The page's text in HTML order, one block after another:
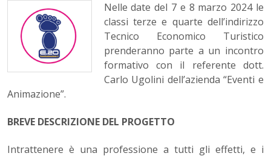
Nelle date del 7 e 8 marzo 2024 le
classi terze e quarte dell’indirizzo
Tecnico Economico Turistico
prenderanno parte a un incontro
formativo con il referente dott.
Carlo Ugolini dell’azienda “Eventi e
Animazione”.
BREVE DESCRIZIONE DEL PROGETTO
Intrattenere è una professione a tutti gli effetti, e i